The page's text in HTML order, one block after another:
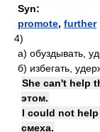
Syn:
promote, further
4)
а) обуздывать,
б) избегать,
She can't help
этом.
I could not
смеха.